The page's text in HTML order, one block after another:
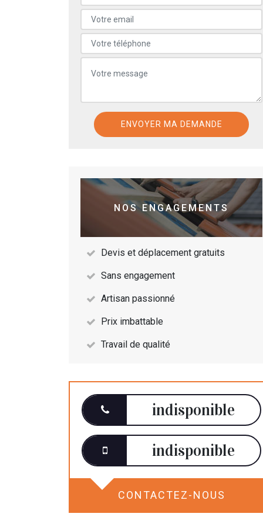
NOS ENGAGEMENTS
Devis et déplacement gratuits
Sans engagement
Artisan passionné
Prix imbattable
Travail de qualité
indisponible
indisponible
CONTACTEZ-NOUS